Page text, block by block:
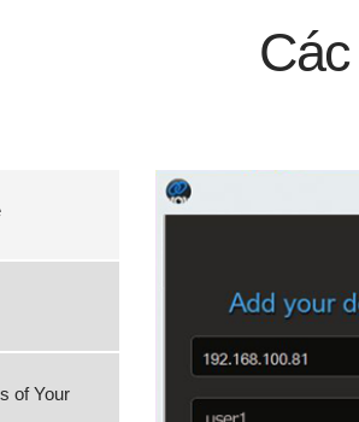
of Your